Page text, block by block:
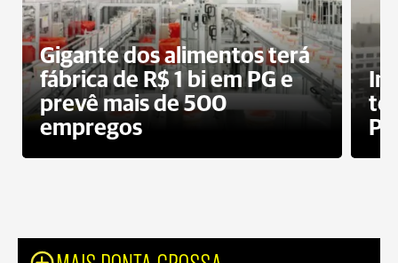
Gigante dos alimentos terá
fábrica de R$ 1 bi em PG e
prevê mais de 500
empregos